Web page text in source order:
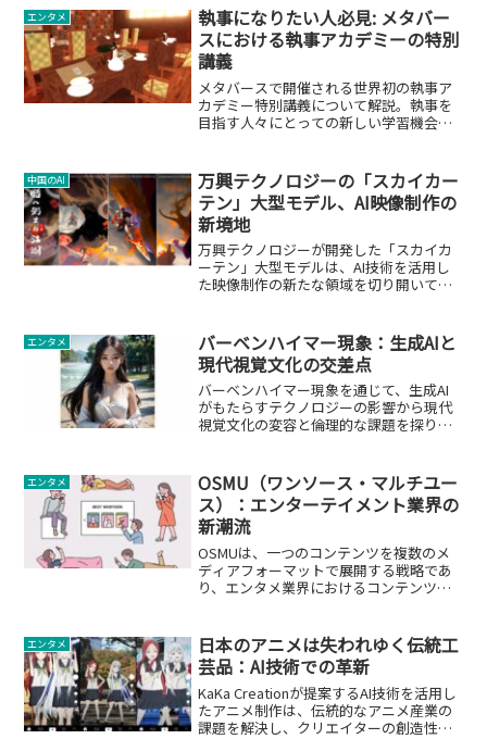
した実験が紹介されています。この実験
では、...
エンタメ
執事になりたい人必見: メタバー
スにおける執事アカデミーの特別
講義
メタバースで開催される世界初の執事ア
カデミー特別講義について解説。執事を
目指す人々にとっての新しい学習機会と
中国のAI
万興テクノロジーの「スカイカー
テン」大型モデル、AI映像制作の
新境地
万興テクノロジーが開発した「スカイカ
ーテン」大型モデルは、AI技術を活用し
た映像制作の新たな領域を切り開いてい
エンタメ
バーベンハイマー現象：生成AIと
現代視覚文化の交差点
バーベンハイマー現象を通じて、生成AI
がもたらすテクノロジーの影響から現代
視覚文化の変容と倫理的な課題を探りま
エンタメ
OSMU（ワンソース・マルチユー
ス）：エンターテイメント業界の
新潮流
OSMUは、一つのコンテンツを複数のメ
ディアフォーマットで展開する戦略であ
り、エンタメ業界におけるコンテンツの
エンタメ
日本のアニメは失われゆく伝統工
芸品：AI技術での革新
KaKa Creationが提案するAI技術を活用し
たアニメ制作は、伝統的なアニメ産業の
課題を解決し、クリエイターの創造性を